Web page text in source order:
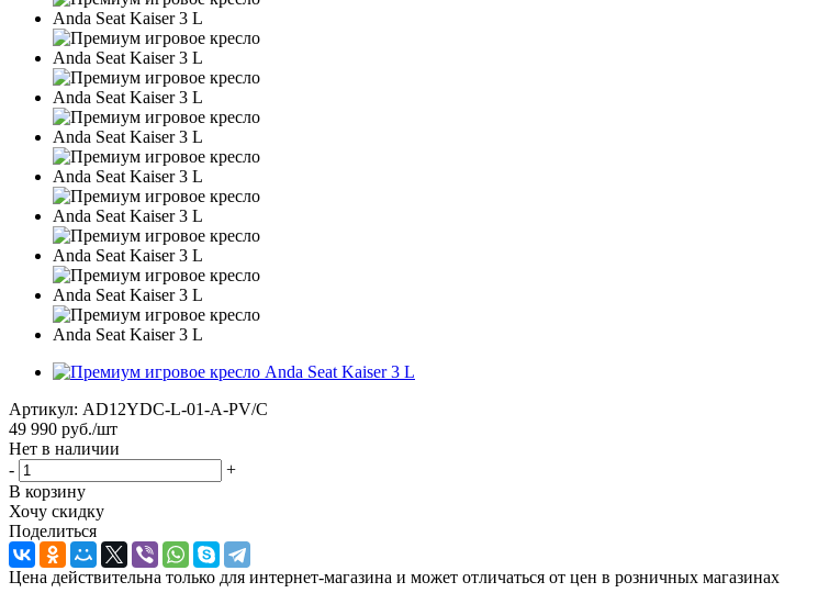
Артикул: AD12YDC-L-01-A-PV/C
49 990 руб./шт
Нет в наличии
-
+
В корзину
Хочу скидку
Поделиться
Цена действительна только для интернет-магазина и может отличаться от цен в розничных магазинах